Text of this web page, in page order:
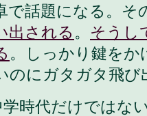
で話題になる。そ
出される 。 そうし
。しっかり鍵を
のにガタガタ飛び
学時代だけではな